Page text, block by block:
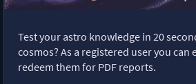
Test your astro knowledge in 20
cosmos? As a registered user you can
redeem them for PDF reports.